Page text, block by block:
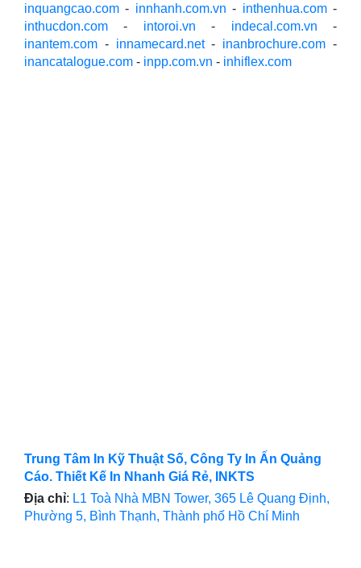
inquangcao.com - innhanh.com.vn - inthenhua.com-
inthucdon.com - intoroi.vn - indecal.com.vn -
inantem.com - innamecard.net- inanbrochure.com -
inancatalogue.com - inpp.com.vn - inhiflex.com
Trung Tâm In Kỹ Thuật Số, Công Ty In Ấn Quảng
Cáo. Thiết Kế In Nhanh Giá Rẻ, INKTS
Địa chỉ: L1 Toà Nhà MBN Tower, 365 Lê Quang Định,
Phường 5, Bình Thạnh, Thành phố Hồ Chí Minh